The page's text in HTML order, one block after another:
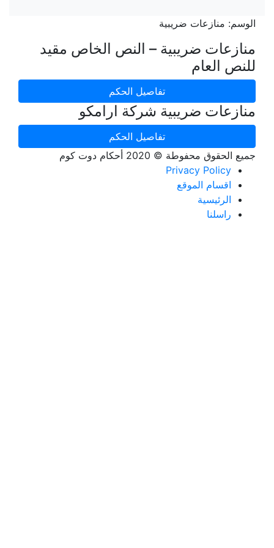
الوسم: منازعات ضريبية
منازعات ضريبية – النص الخاص مقيد
للنص العام
تفاصيل الحكم
منازعات ضريبية شركة ارامكو
تفاصيل الحكم
جميع الحقوق محفوطة © 2020 أحكام دوت كوم
Privacy Policy
اقسام الموقع
الرئيسية
راسلنا